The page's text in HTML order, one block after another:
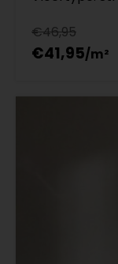
€46,95
€41,95